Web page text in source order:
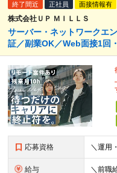
終了間近 正社員 面接情報有
株式会社ＵＰ ＭＩＬＬＳ
サーバー・ネットワークエ
証／副業OK／Web面接1回
応募資格
給与